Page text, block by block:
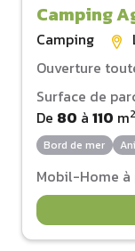
Camping
Camping
Ouverture
Surface de
De 80 à 110 m2
Bord de mer
Mobil-Home